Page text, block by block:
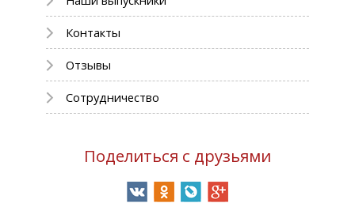
Контакты
Отзывы
Сотрудничество
Поделиться с друзьями